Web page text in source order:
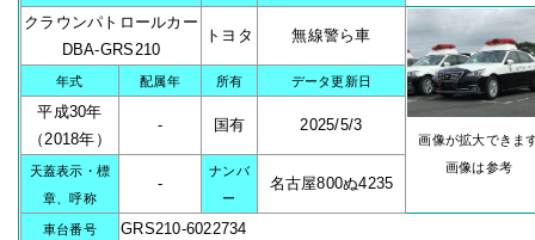
クラウンパトロールカー
DBA-GRS210
トヨタ 無線警ら車
画像が拡大できま
画像は参考
年式 配属年 所有 データ更新日
平成30年
（2018年）
- 国有 2025/5/3
天蓋表示・標
章、呼称
-
ナンバ
ー
名古屋800ぬ4235
車台番号 GRS210-6022734